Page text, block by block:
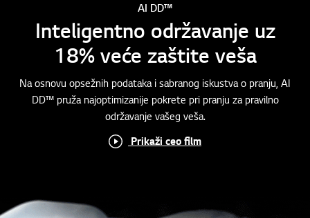
AI DD™
Inteligentno održavanje uz
18% veće zaštite veša
Na osnovu opsežnih podataka i sabranog iskustva o pranju, AI
DD™ pruža najoptimizanije pokrete pri pranju za pravilno
održavanje vašeg veša.
Prikaži ceo film